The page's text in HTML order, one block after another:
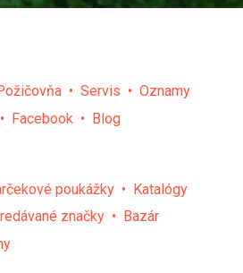
Servis
Oznamy
Facebook Blog
poukážky
Katalógy
značky
Bazár